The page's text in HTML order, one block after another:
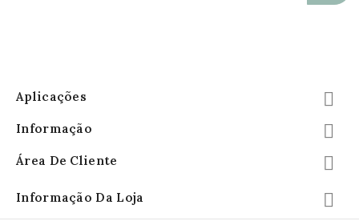
Aplicações 
Informação 
Área De Cliente 
Informação Da Loja 